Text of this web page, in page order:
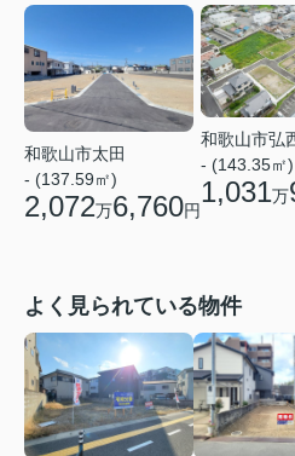
和歌山市太田
- (137.59㎡)
2,072万6,760円
和歌山市弘
- (143.35㎡)
1,031万
よく見られている物件